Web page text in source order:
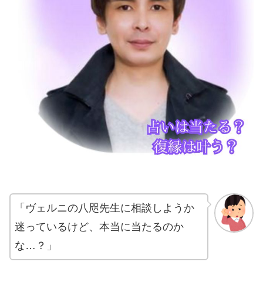
「ヴェルニの八咫先生に相談しようか
迷っているけど、本当に当たるのか
な…？」